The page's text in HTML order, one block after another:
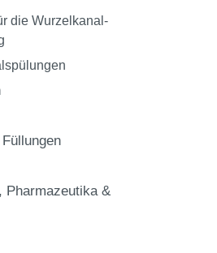
die Wurzelkanal-
Pharmazeutika &